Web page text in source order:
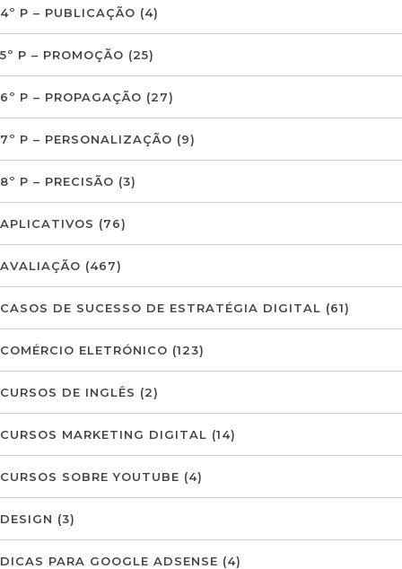
4º P – PUBLICAÇÃO (4)
5º P – PROMOÇÃO (25)
6º P – PROPAGAÇÃO (27)
7º P – PERSONALIZAÇÃO (9)
8º P – PRECISÃO (3)
APLICATIVOS (76)
AVALIAÇÃO (467)
CASOS DE SUCESSO DE ESTRATÉGIA DIGITAL (61)
COMÉRCIO ELETRÓNICO (123)
CURSOS DE INGLÊS (2)
CURSOS MARKETING DIGITAL (14)
CURSOS SOBRE YOUTUBE (4)
DESIGN (3)
DICAS PARA GOOGLE ADSENSE (4)